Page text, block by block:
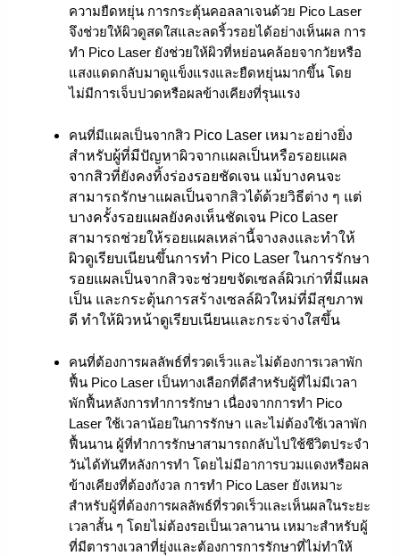
ความยืดหยุ่น การกระตุ้นคอลลาเจนด้วย Pico Laser
จึงช่วยให้ผิวดูสดใสและลดริ้วรอยได้อย่างเห็นผล การ
ทำ Pico Laser ยังช่วยให้ผิวที่หย่อนคล้อยจากวัยหรือ
แสงแดดกลับมาดูแข็งแรงและยืดหยุ่นมากขึ้น โดย
ไม่มีการเจ็บปวดหรือผลข้างเคียงที่รุนแรง
คนที่มีแผลเป็นจากสิว Pico Laser เหมาะอย่างยิ่ง
สำหรับผู้ที่มีปัญหาผิวจากแผลเป็นหรือรอยแผล
จากสิวที่ยังคงทิ้งร่องรอยชัดเจน แม้บางคนจะ
สามารถรักษาแผลเป็นจากสิวได้ด้วยวิธีต่าง ๆ แต่
บางครั้งรอยแผลยังคงเห็นชัดเจน Pico Laser
สามารถช่วยให้รอยแผลเหล่านี้จางลงและทำให้
ผิวดูเรียบเนียนขึ้นการทำ Pico Laser ในการรักษา
รอยแผลเป็นจากสิวจะช่วยขจัดเซลล์ผิวเก่าที่มีแผล
เป็น และกระตุ้นการสร้างเซลล์ผิวใหม่ที่มีสุขภาพ
ดี ทำให้ผิวหน้าดูเรียบเนียนและกระจ่างใสขึ้น
คนที่ต้องการผลลัพธ์ที่รวดเร็วและไม่ต้องการเวลาพัก
ฟื้น Pico Laser เป็นทางเลือกที่ดีสำหรับผู้ที่ไม่มีเวลา
พักฟื้นหลังการทำการรักษา เนื่องจากการทำ Pico
Laser ใช้เวลาน้อยในการรักษา และไม่ต้องใช้เวลาพัก
ฟื้นนาน ผู้ที่ทำการรักษาสามารถกลับไปใช้ชีวิตประจำ
วันได้ทันทีหลังการทำ โดยไม่มีอาการบวมแดงหรือผล
ข้างเคียงที่ต้องกังวล การทำ Pico Laser ยังเหมาะ
สำหรับผู้ที่ต้องการผลลัพธ์ที่รวดเร็วและเห็นผลในระยะ
เวลาสั้น ๆ โดยไม่ต้องรอเป็นเวลานาน เหมาะสำหรับผู้
ที่มีตารางเวลาที่ยุ่งและต้องการการรักษาที่ไม่ทำให้